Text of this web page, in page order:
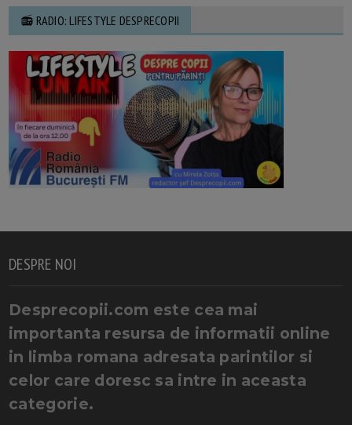
📻 RADIO: LIFESTYLE DESPRECOPII
DESPRE NOI
Desprecopii.com este cea mai
importanta resursa de informatii online
in limba romana adresata parintilor si
celor care doresc sa intre in aceasta
categorie.